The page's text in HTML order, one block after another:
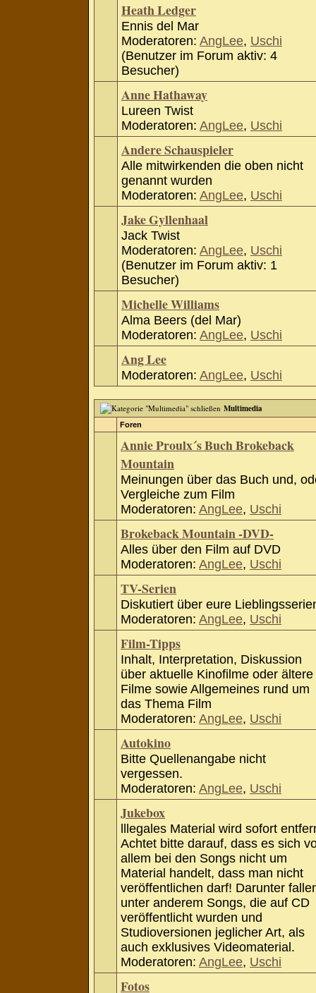
Heath Ledger
Ennis del Mar
Moderatoren: AngLee, Uschi
(Benutzer im Forum aktiv: 4
Besucher)
Anne Hathaway
Lureen Twist
Moderatoren: AngLee, Uschi
Andere Schauspieler
Alle mitwirkenden die oben nicht
genannt wurden
Moderatoren: AngLee, Uschi
Jake Gyllenhaal
Jack Twist
Moderatoren: AngLee, Uschi
(Benutzer im Forum aktiv: 1
Besucher)
Michelle Williams
Alma Beers (del Mar)
Moderatoren: AngLee, Uschi
Ang Lee
Moderatoren: AngLee, Uschi
Multimedia
Foren
Annie Proulx´s Buch Brokeback
Mountain
Meinungen über das Buch und,
Vergleiche zum Film
Moderatoren: AngLee, Uschi
Brokeback Mountain -DVD-
Alles über den Film auf DVD
Moderatoren: AngLee, Uschi
TV-Serien
Diskutiert über eure
Moderatoren: AngLee, Uschi
Film-Tipps
Inhalt, Interpretation, Diskussion
über aktuelle Kinofilme oder ältere
Filme sowie Allgemeines rund um
das Thema Film
Moderatoren: AngLee, Uschi
Autokino
Bitte Quellenangabe nicht
vergessen.
Moderatoren: AngLee, Uschi
Jukebox
lllegales Material wird sofort
Achtet bitte darauf, dass es sich
allem bei den Songs nicht um
Material handelt, dass man nicht
veröffentlichen darf! Darunter
unter anderem Songs, die auf CD
veröffentlicht wurden und
Studioversionen jeglicher Art, als
auch exklusives Videomaterial.
Moderatoren: AngLee, Uschi
Fotos